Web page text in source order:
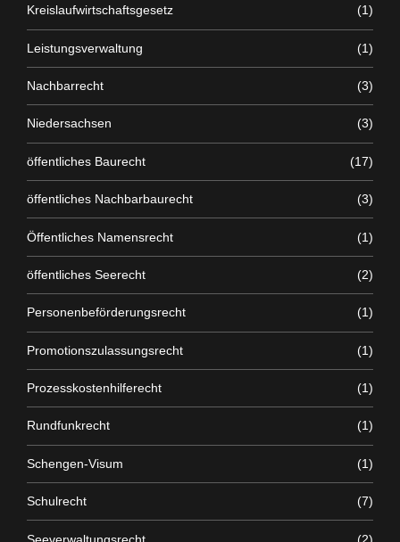
Kreislaufwirtschaftsgesetz (1)
Leistungsverwaltung (1)
Nachbarrecht (3)
Niedersachsen (3)
öffentliches Baurecht (17)
öffentliches Nachbarbaurecht (3)
Öffentliches Namensrecht (1)
öffentliches Seerecht (2)
Personenbeförderungsrecht (1)
Promotionszulassungsrecht (1)
Prozesskostenhilferecht (1)
Rundfunkrecht (1)
Schengen-Visum (1)
Schulrecht (7)
Seeverwaltungsrecht (2)